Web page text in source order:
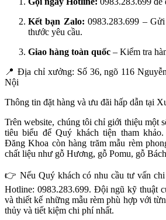
Kết bạn Zalo: 0983.283.699 –
thước yêu cầu.
Giao hàng toàn quốc – Kiểm tra
📍 Địa chỉ xưởng: Số 36, ngõ 116
Nội
Thông tin đặt hàng và ưu đãi hấp dẫn tại
Trên website, chúng tôi chỉ giới thiệu một
tiêu biểu để Quý khách tiện tham
Đăng Khoa còn hàng trăm mẫu rèm
chất liệu như gỗ Hương, gỗ Pomu, gỗ
👉 Nếu Quý khách có nhu cầu tư vấn
Hotline: 0983.283.699. Đội ngũ kỹ thuật
và thiết kế những mẫu rèm phù hợp với
thủy và tiết kiệm chi phí nhất.